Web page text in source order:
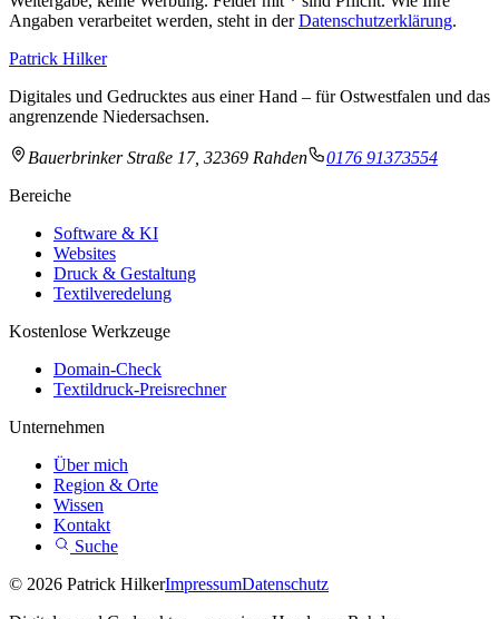
Angaben verarbeitet werden, steht in derDatenschutzerklärung.
Patrick Hilker
Digitales und Gedrucktes aus einer Hand – für Ostwestfalen und das
angrenzende Niedersachsen.
Bauerbrinker Straße 17, 32369 Rahden
0176 91373554
Bereiche
Software & KI
Websites
Druck & Gestaltung
Textilveredelung
Kostenlose Werkzeuge
Domain-Check
Textildruck-Preisrechner
Unternehmen
Über mich
Region & Orte
Wissen
Kontakt
Suche
© 2026 Patrick HilkerImpressumDatenschutz